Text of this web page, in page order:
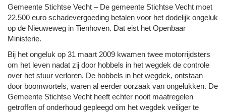
Gemeente Stichtse Vecht – De gemeente Stichtse Vecht moet
22.500 euro schadevergoeding betalen voor het dodelijk ongeluk
op de Nieuweweg in Tienhoven. Dat eist het Openbaar
Ministerie.
Bij het ongeluk op 31 maart 2009 kwamen twee motorrijdsters
om het leven nadat zij door hobbels in het wegdek de controle
over het stuur verloren. De hobbels in het wegdek, ontstaan
door boomwortels, waren al eerder oorzaak van ongelukken. De
Gemeente Stichtse Vecht heeft echter nooit maatregelen
getroffen of onderhoud gepleegd om het wegdek veiliger te